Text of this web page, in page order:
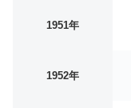
1951年
1952年